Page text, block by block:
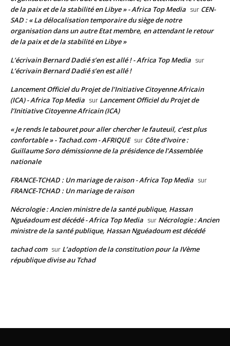
de la paix et de la stabilité en Libye » - Africa Top Media sur CEN-
SAD : « La délocalisation temporaire du siège de notre
organisation dans un autre Etat membre, en attendant le retour
de la paix et de la stabilité en Libye »
L’écrivain Bernard Dadié s’en est allé ! - Africa Top Media sur
L’écrivain Bernard Dadié s’en est allé !
Lancement Officiel du Projet de l’Initiative Citoyenne Africain
(ICA) - Africa Top Media sur Lancement Officiel du Projet de
l’Initiative Citoyenne Africain (ICA)
« Je rends le tabouret pour aller chercher le fauteuil, c’est plus
confortable » - Tachad.com - AFRIQUE sur Côte d’Ivoire :
Guillaume Soro démissionne de la présidence de l’Assemblée
nationale
FRANCE-TCHAD : Un mariage de raison - Africa Top Media sur
FRANCE-TCHAD : Un mariage de raison
Nécrologie : Ancien ministre de la santé publique, Hassan
Nguéadoum est décédé - Africa Top Media sur Nécrologie : Ancien
ministre de la santé publique, Hassan Nguéadoum est décédé
tachad com sur L’adoption de la constitution pour la IVème
république divise au Tchad